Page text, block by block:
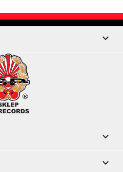
keyboard_arrow_down

